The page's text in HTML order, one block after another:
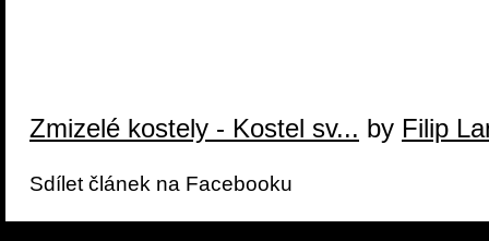
Zmizelé kostely - Kostel sv... by Filip
Sdílet článek na Facebooku